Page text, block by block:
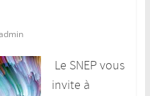
Le SNEP vous
invite à